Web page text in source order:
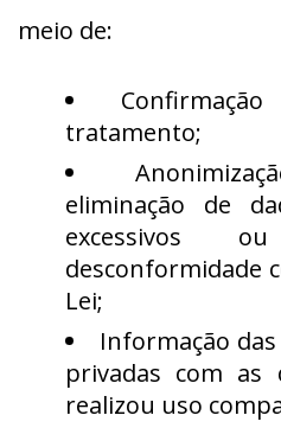
meio de:
tratamento;
eliminação de
excessivos
desconformidade
Lei;
Informação
privadas com as
realizou uso